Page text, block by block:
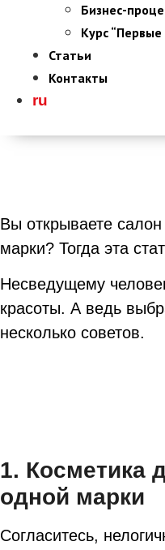
Бизнес-
Курс
Статьи
Контакты
ru
Вы открываете
марки? Тогда эта
Несведущему
красоты. А ведь
несколько советов.
1. Косметика
одной марки
Согласитесь,